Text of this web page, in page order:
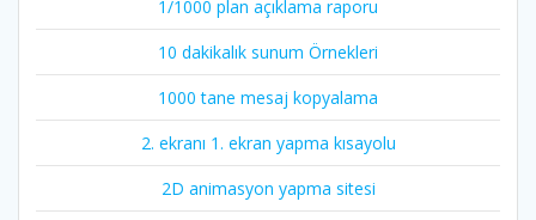
1/1000 plan açıklama raporu
10 dakikalık sunum Örnekleri
1000 tane mesaj kopyalama
2. ekranı 1. ekran yapma kısayolu
2D animasyon yapma sitesi